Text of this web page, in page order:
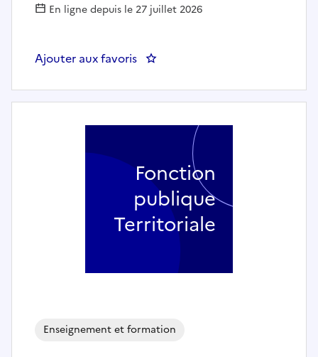
En ligne depuis le 27 juillet 2026
Ajouter aux favoris : Enseignant de musique (F/H) -
Enseignement et formation
Fonction
publique
Territoriale